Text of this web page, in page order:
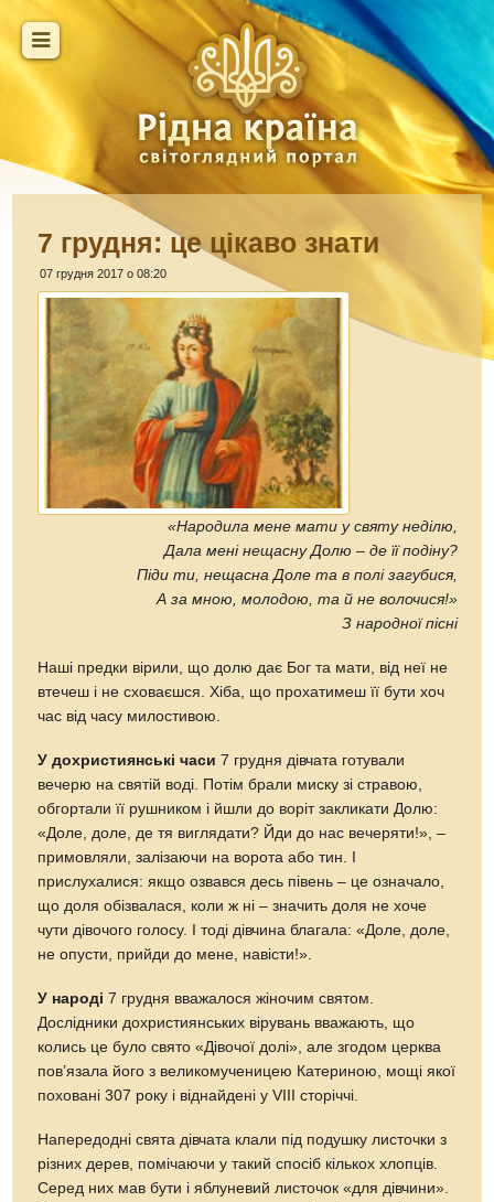
7 грудня: це цікаво знати
07 грудня 2017 о 08:20
«Народила мене мати у святу неділю,
Дала мені нещасну Долю – де її подіну?
Піди ти, нещасна Доле та в полі загубися,
А за мною, молодою, та й не волочися!»
З народної пісні
Наші предки вірили, що долю дає Бог та мати, від неї не
втечеш і не сховаєшся. Хіба, що прохатимеш її бути хоч
час від часу милостивою.
У дохристиянські часи 7 грудня дівчата готували
вечерю на святій воді. Потім брали миску зі стравою,
обгортали її рушником і йшли до воріт закликати Долю:
«Доле, доле, де тя виглядати? Йди до нас вечеряти!», –
примовляли, залізаючи на ворота або тин. І
прислухалися: якщо озвався десь півень – це означало,
що доля обізвалася, коли ж ні – значить доля не хоче
чути дівочого голосу. І тоді дівчина благала: «Доле, доле,
не опусти, прийди до мене, навісти!».
У народі 7 грудня вважалося жіночим святом.
Дослідники дохристиянських вірувань вважають, що
колись це було свято «Дівочої долі», але згодом церква
пов’язала його з великомученицею Катериною, мощі якої
поховані 307 року і віднайдені у VІІІ сторіччі.
Напередодні свята дівчата клали під подушку листочки з
різних дерев, помічаючи у такий спосіб кількох хлопців.
Серед них мав бути і яблуневий листочок «для дівчини».